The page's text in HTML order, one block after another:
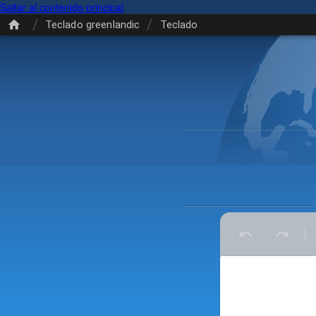
Saltar al contenido principal
/ Teclado greenlandic / Teclado